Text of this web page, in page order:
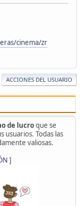
de lucroque se
usuarios. Todas las
valiosas.
]
cinema/zr
ACCIONES DEL USUARIO